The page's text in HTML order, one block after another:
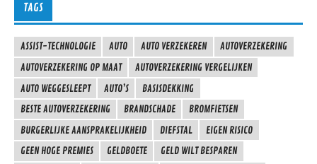
TAGS
ASSIST-TECHNOLOGIE AUTO AUTO VERZEKEREN
AUTOVERZEKERING
AUTOVERZEKERING OP MAAT
AUTOVERZEKERING VERGELIJKEN
AUTO WEGGESLEEPT
AUTO’S
BASISDEKKING
BESTE AUTOVERZEKERING
BRANDSCHADE
BROMFIETSEN
BURGERLIJKE AANSPRAKELIJKHEID
DIEFSTAL
EIGEN RISICO
GEEN HOGE PREMIES
GELDBOETE
GELD WILT BESPAREN